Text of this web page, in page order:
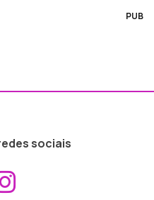
PUB
sociais
ao